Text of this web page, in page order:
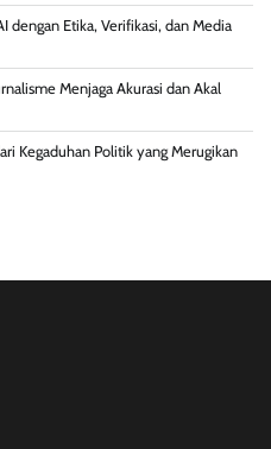
dengan Etika, Verifikasi, dan Media
Menjaga Akurasi dan Akal
Kegaduhan Politik yang Merugikan